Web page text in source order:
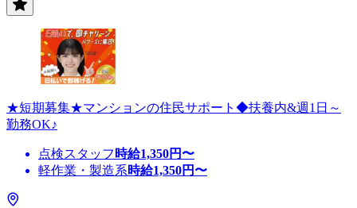
★短期募集★マンションの住民サポート◆扶養内&週1日～
勤務OK♪
点検スタッフ 時給1,350円〜
軽作業・製造系時給1,350円〜